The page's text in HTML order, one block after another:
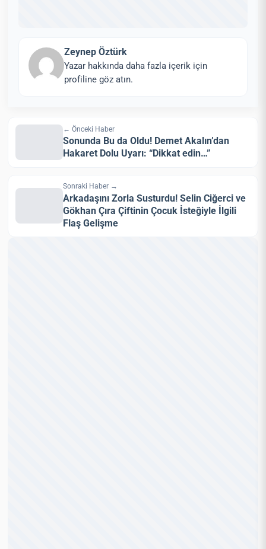
Zeynep Öztürk
Yazar hakkında daha fazla içerik için
profiline göz atın.
← Önceki Haber
Sonunda Bu da Oldu! Demet Akalın’dan
Hakaret Dolu Uyarı: “Dikkat edin…”
Sonraki Haber →
Arkadaşını Zorla Susturdu! Selin Ciğerci ve
Gökhan Çıra Çiftinin Çocuk İsteğiyle İlgili
Flaş Gelişme